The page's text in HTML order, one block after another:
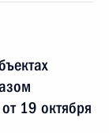
19 октября